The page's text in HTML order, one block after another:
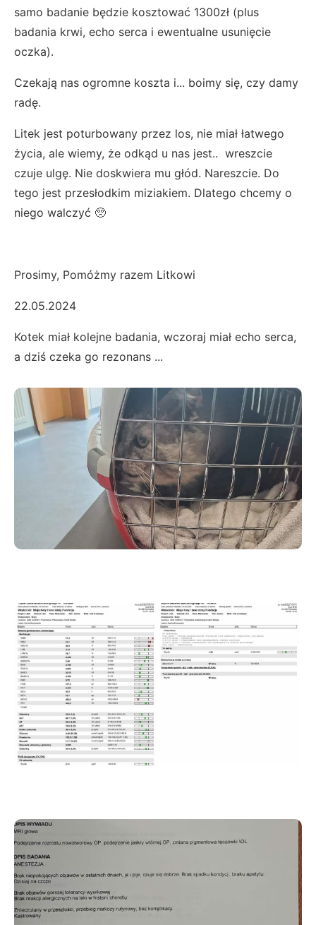
samo badanie będzie kosztować 1300zł (plus
badania krwi, echo serca i ewentualne usunięcie
oczka).
Czekają nas ogromne koszta i... boimy się, czy damy
radę.
Litek jest poturbowany przez los, nie miał łatwego
życia, ale wiemy, że odkąd u nas jest.. wreszcie
czuje ulgę. Nie doskwiera mu głód. Nareszcie. Do
tego jest przesłodkim miziakiem. Dlatego chcemy o
niego walczyć 🥺
Prosimy, Pomóżmy razem Litkowi
22.05.2024
Kotek miał kolejne badania, wczoraj miał echo serca,
a dziś czeka go rezonans ...